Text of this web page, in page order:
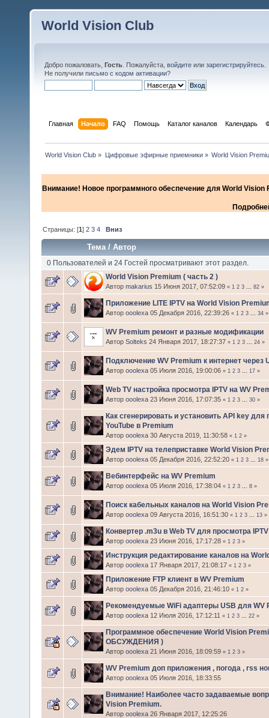
World Vision Club
Добро пожаловать, Гость . Пожалуйста, войдите или зарегистрируйтесь
Не получили письмо с кодом активации?
Главная Начало FAQ Помощь Каталог каналов Календарь
World Vision Club » Цифровые эфирные приемники» World Vision
Внимание! Новое программного обеспечение для World
Страницы: [1]2 3 4 Вниз
Тема /Автор
0 Пользователей и 24 Гостей просматривают этот раздел.
World Vision Premium ( часть 2 )
Автор makarius 15 Июня 2017, 07:52:09 « 1 2 3 82 »
Приложение LITE IPTV на World Vision
Автор ooolexa 05 Декабря 2016, 22:39:26 « 1 2 3 34 »
WV Premium ремонт и разные модификации
Автор Solteks 24 Января 2017, 18:27:37 « 1 2 3 24 »
Подключение WV Premium к интернет через
Автор ooolexa 05 Июля 2016, 19:00:06 « 1 2 3 17 »
Web TV настройка просмотра IPTV на WV
Автор ooolexa 23 Июня 2016, 17:07:35 « 1 2 3 30 »
Как сгенерировать и установить API key
YouTube в Premium
Автор ooolexa 30 Августа 2019, 11:30:58 « 1 2 »
Эдем IPTV на телеприставке World Vision
Автор ooolexa 05 Декабря 2016, 22:52:20 « 1 2 3 18 »
Вебинтерфейс на WV Premium
Автор ooolexa 05 Июля 2016, 17:38:04 « 1 2 3 8 »
Поиск кабельных каналов на World Vision
Автор ooolexa 09 Августа 2016, 16:51:30 « 1 2 3 13 »
Конвертер .m3u в Web TV для просмотра
Автор ooolexa 23 Июня 2016, 17:17:28 « 1 2 3 »
Инструкция редактирование каналов на
Автор ooolexa 17 Января 2017, 21:08:17 « 1 2 3 »
Приложение FTP клиент в WV Premium
Автор ooolexa 05 Декабря 2016, 21:46:10 « 1 2 »
Рекомендуемые WiFi адаптеры USB для WV
Автор ooolexa 12 Июля 2016, 17:12:11 « 1 2 3 22 »
Программное обеспечение World Vision
ОБСУЖДЕНИЯ )
Автор ooolexa 21 Июня 2016, 18:09:59 « 1 2 3 »
WV Premium доп приложения , погода , rss
Автор ooolexa 05 Июля 2016, 18:33:55
Внимание! Наиболее часто задаваемые
Vision Premium.
Автор ooolexa 26 Января 2017, 12:25:26